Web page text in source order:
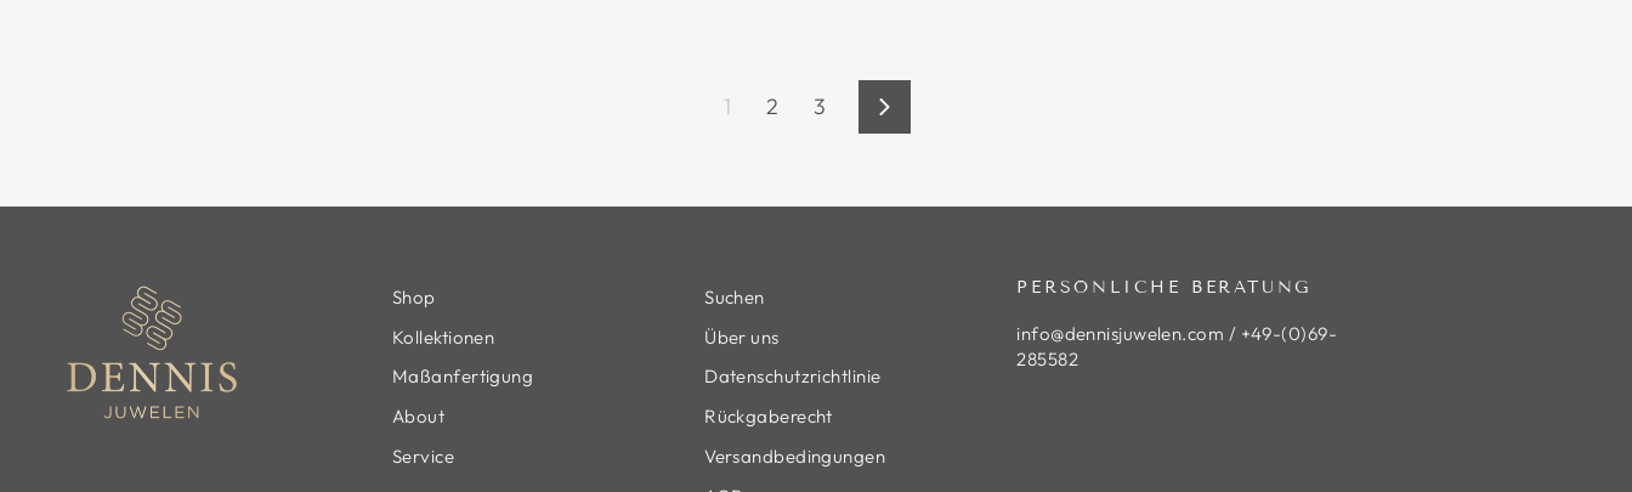
1 2 3 Vorwärts
Shop
Kollektionen
Maßanfertigung
About
Service
Suchen
Über uns
Datenschutzrichtlinie
Rückgaberecht
Versandbedingungen
PERSÖNLICHE BERATUNG
info@dennisjuwelen.com / +49-(0)69-
285582